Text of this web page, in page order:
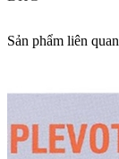
Sản phẩm liên quan